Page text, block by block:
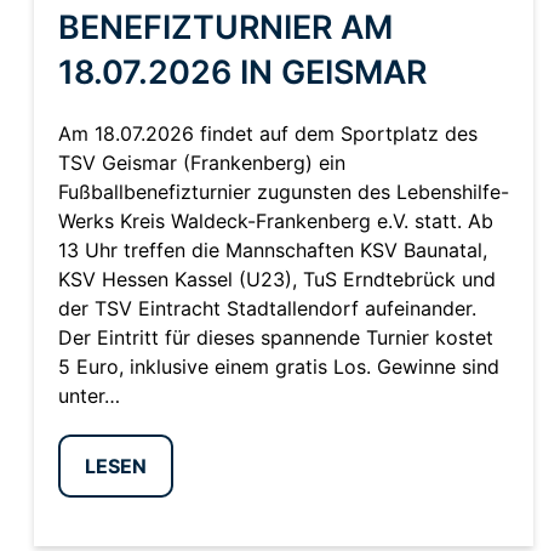
BENEFIZTURNIER AM
18.07.2026 IN GEISMAR
Am 18.07.2026 findet auf dem Sportplatz des
TSV Geismar (Frankenberg) ein
Fußballbenefizturnier zugunsten des Lebenshilfe-
Werks Kreis Waldeck-Frankenberg e.V. statt. Ab
13 Uhr treffen die Mannschaften KSV Baunatal,
KSV Hessen Kassel (U23), TuS Erndtebrück und
der TSV Eintracht Stadtallendorf aufeinander.
Der Eintritt für dieses spannende Turnier kostet
5 Euro, inklusive einem gratis Los. Gewinne sind
unter…
LESEN